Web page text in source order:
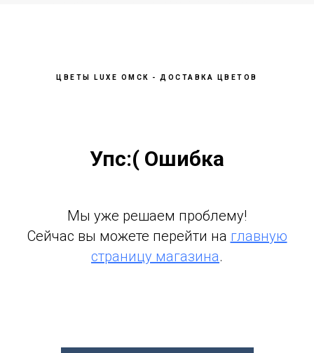
ЦВЕТЫ LUXE ОМСК - ДОСТАВКА ЦВЕТОВ
Упс:( Ошибка
Мы уже решаем проблему!
Сейчас вы можете перейти на главную
страницу магазина.